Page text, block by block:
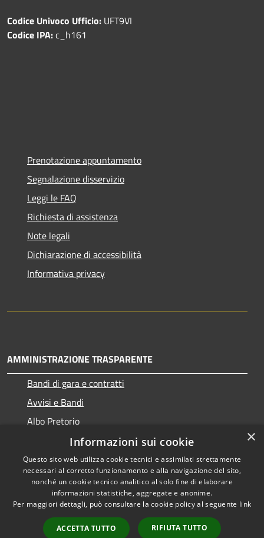
Codice Univoco Ufficio: UFT9VI
Codice IPA:c_h161
Prenotazione appuntamento
Segnalazione disservizio
Leggi le FAQ
Richiesta di assistenza
Note legali
Dichiarazione di accessibilità
Informativa privacy
AMMINISTRAZIONE TRASPARENTE
Bandi di gara e contratti
Avvisi e Bandi
Albo Pretorio
Accessibilità
Privacy
Copyright © 2026 • Comune di
Ragogna • Powered by
Municipium•Accesso
redazione
×
Informazioni sui cookie
Questo sito web utilizza cookie tecnici e assimilati strettamente
necessari al corretto funzionamento e alla navigazione del sito,
nonché un cookie tecnico analitico al solo fine di elaborare
informazioni statistiche, aggregate e anonime.
Per maggiori dettagli, può consultare la cookie policy al seguente link
ACCETTA TUTTO RIFIUTA TUTTO